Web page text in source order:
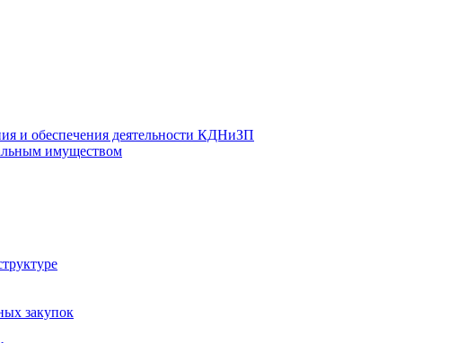
и обеспечения деятельности КДНиЗП
имуществом
закупок